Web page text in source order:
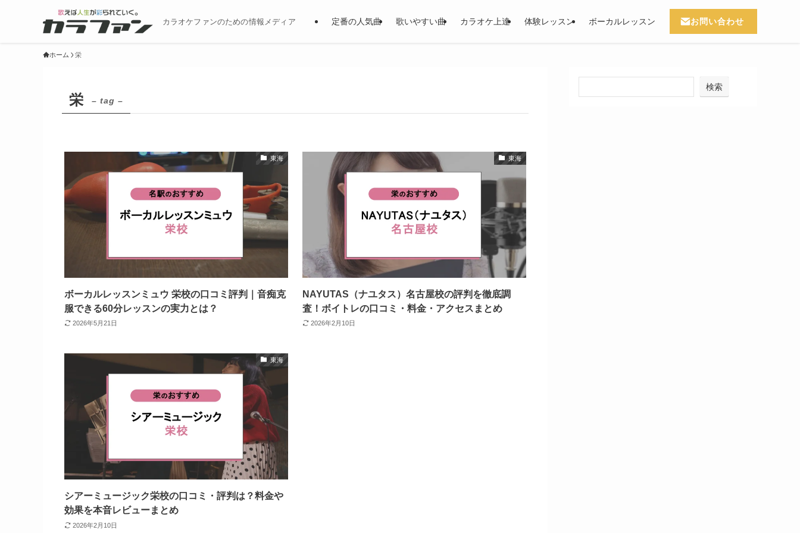
カラオケファンのための情報メディア 定番の人気曲 歌いやすい曲 カラオケ上達 体験レッスン ボーカルレッスン お問い合わせ
ホーム 栄
栄 – tag –
東海
ボーカルレッスンミュウ 栄校の口コミ評判｜音痴克
服できる60分レッスンの実力とは？
2026年5月21日
東海
NAYUTAS（ナユタス）名古屋校の評判を徹底調
査！ボイトレの口コミ・料金・アクセスまとめ
2026年2月10日
東海
シアーミュージック栄校の口コミ・評判は？料金や
効果を本音レビューまとめ
2026年2月10日
検索